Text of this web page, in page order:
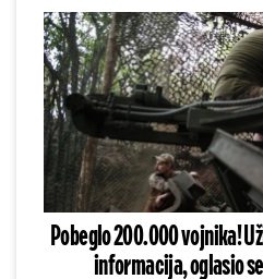
Pobeglo 200.000 vojnika!
informacija, oglasio